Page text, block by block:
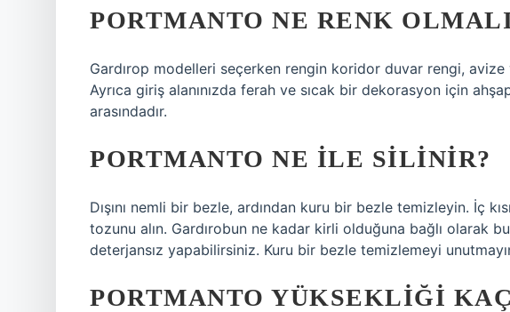
PORTMANTO NE RENK
Gardırop modelleri seçerken rengin koridor duvar rengi, avize
Ayrıca giriş alanınızda ferah ve sıcak bir dekorasyon için
arasındadır.
PORTMANTO NE ILE SILINIR?
Dışını nemli bir bezle, ardından kuru bir bezle temizleyin. İç
tozunu alın. Gardırobun ne kadar kirli olduğuna bağlı olarak
deterjansız yapabilirsiniz. Kuru bir bezle temizlemeyi
PORTMANTO YÜKSEKLIĞI